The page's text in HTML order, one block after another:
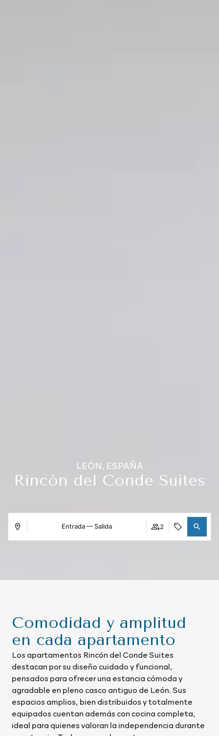
LEÓN, ESPAÑA
Rincón del Conde Suites
Entrada — Salida 2
Comodidad y amplitud
en cada apartamento
Los apartamentos Rincón del Conde Suites
destacan por su diseño cuidado y funcional,
pensados para ofrecer una estancia cómoda y
agradable en pleno casco antiguo de León. Sus
espacios amplios, bien distribuidos y totalmente
equipados cuentan además con cocina completa,
ideal para quienes valoran la independencia durante